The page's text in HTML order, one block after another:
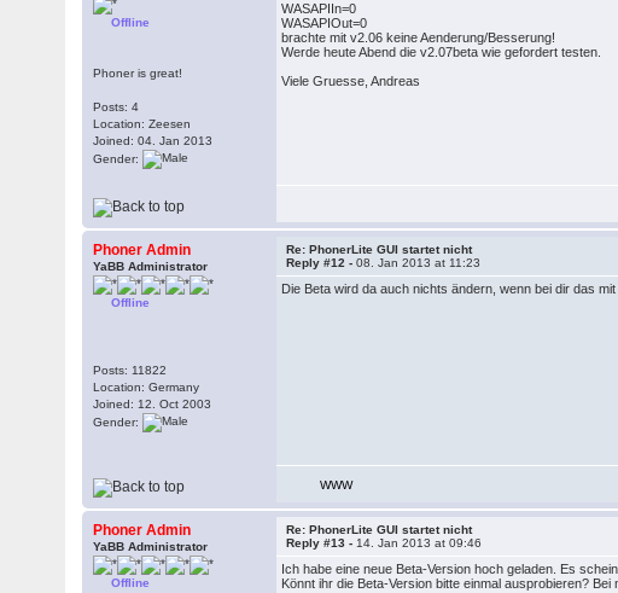
Offline
Phoner is great!
Posts: 4
Location: Zeesen
Joined: 04. Jan 2013
Gender:
WASAPIIn=0
WASAPIOut=0
brachte mit v2.06 keine Aenderung/Besserung!
Werde heute Abend die v2.07beta wie gefordert testen.
Viele Gruesse, Andreas
Phoner Admin
YaBB Administrator
Offline
Posts: 11822
Location: Germany
Joined: 12. Oct 2003
Gender:
Re: PhonerLite GUI startet nicht
Reply #12 -08. Jan 2013 at 11:23
Die Beta wird da auch nichts ändern, wenn bei dir das
WWW
Phoner Admin
YaBB Administrator
Offline
Re: PhonerLite GUI startet nicht
Reply #13 - 14. Jan 2013 at 09:46
Ich habe eine neue Beta-Version hoch geladen. Es
Könnt ihr die Beta-Version bitte einmal ausprobieren?